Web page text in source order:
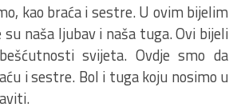
kao braća i sestre. U ovim bijelim
naša ljubav i naša tuga. Ovi bijeli
svijeta. Ovdje smo da
i sestre. Bol i tuga koju nosimo u